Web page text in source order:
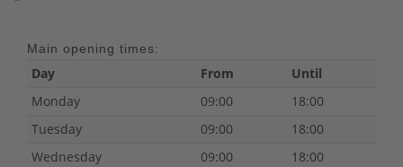
Main opening times:
Day From
Until
Monday
09:00
18:00
Tuesday
09:00
18:00
Wednesday
09:00 18:00